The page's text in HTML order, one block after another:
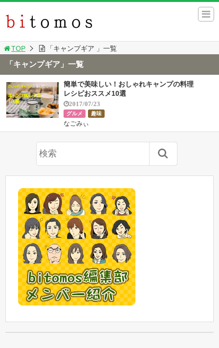
TOP 「キャンプギア 」一覧
「キャンプギア」一覧
簡単で美味しい！おしゃれキャンプの料理
レシピおススメ10選
2017/07/23
グルメ 趣味
なごみぃ